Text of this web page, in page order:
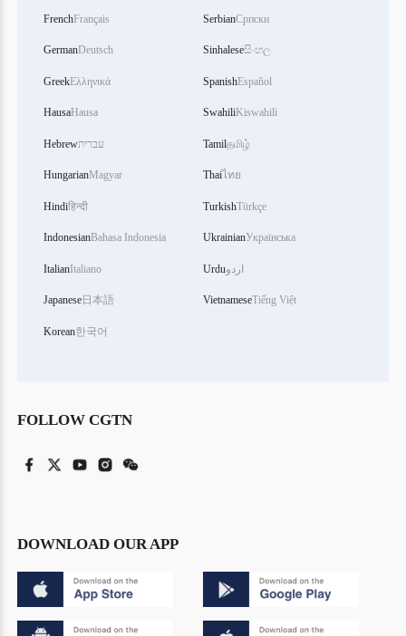
FrenchFrançais
GermanDeutsch
GreekΕλληνικά
HausaHausa
Hebrewעברית
HungarianMagyar
Hindiहिन्दी
IndonesianBahasa Indonesia
ItalianItaliano
Japanese日本語
Korean한국어
SerbianСрпски
Sinhaleseසිංහල
SpanishEspañol
SwahiliKiswahili
Tamilதமிழ்
Thaiไทย
TurkishTürkçe
UkrainianУкраїнська
Urduاردو
VietnameseTiếng Việt
FOLLOW CGTN
DOWNLOAD OUR APP